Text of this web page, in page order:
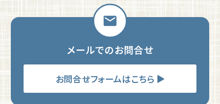
メールでのお問合せ
お問合せフォームはこちら